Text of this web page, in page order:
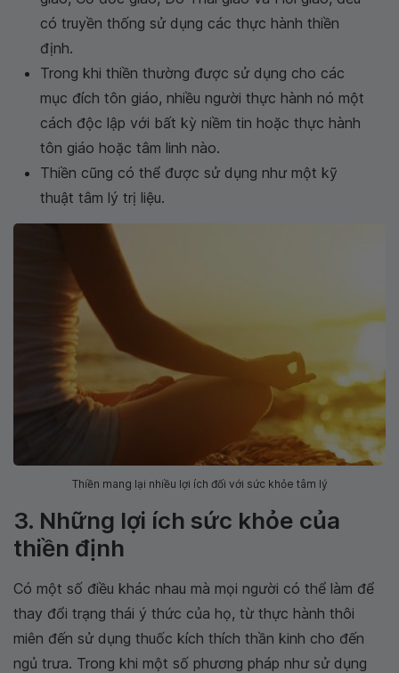
có truyền thống sử dụng các thực hành thiền
định.
Trong khi thiền thường được sử dụng cho các
mục đích tôn giáo, nhiều người thực hành nó một
cách độc lập với bất kỳ niềm tin hoặc thực hành
tôn giáo hoặc tâm linh nào.
Thiền cũng có thể được sử dụng như một kỹ
thuật tâm lý trị liệu.
Thiền mang lại nhiều lợi ích đối với sức khỏe tâm lý
3. Những lợi ích sức khỏe của
thiền định
Có một số điều khác nhau mà mọi người có thể làm để
thay đổi trạng thái ý thức của họ, từ thực hành thôi
miên đến sử dụng thuốc kích thích thần kinh cho đến
ngủ trưa. Trong khi một số phương pháp như sử dụng